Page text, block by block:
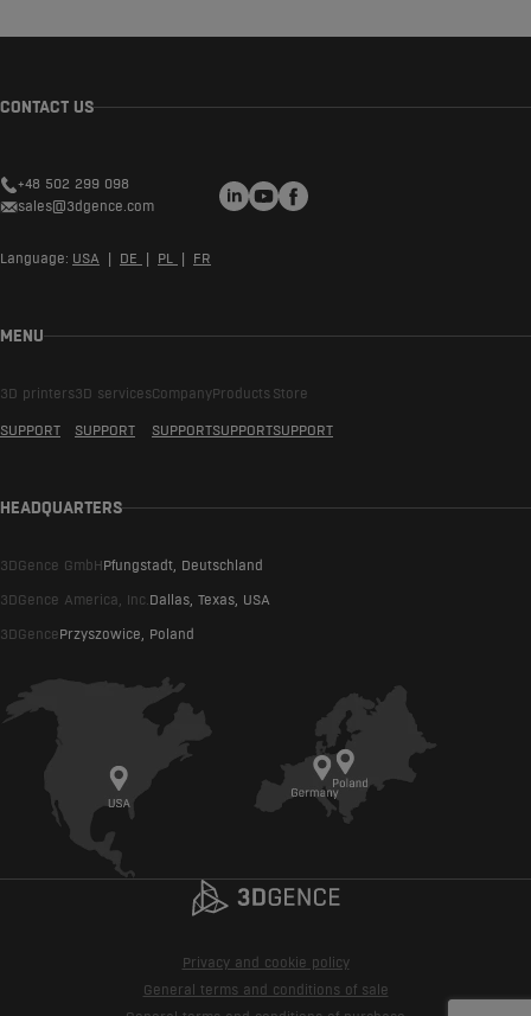
CONTACT US
+48 502 299 098
sales@3dgence.com
LinkedIn
YouTube
Facebook
Language: USA DE PL FR
MENU
3D printers
SUPPORT
3D services
SUPPORT
Company
SUPPORT
Products
SUPPORT
Store
SUPPORT
HEADQUARTERS
3DGence GmbHPfungstadt, Deutschland
3DGence America, Inc.Dallas, Texas, USA
3DGencePrzyszowice, Poland
Privacy and cookie policy
General terms and conditions of sale